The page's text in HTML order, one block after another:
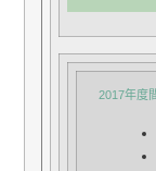
2017年度